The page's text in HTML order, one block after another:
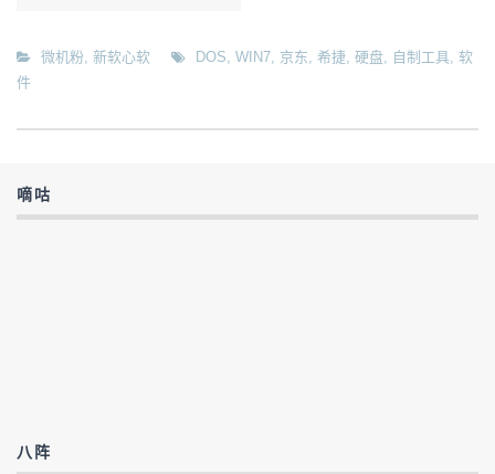
微机粉, 新软心软 DOS, WIN7, 京东, 希捷, 硬盘, 自制工具, 软
件
嘀咕
八阵